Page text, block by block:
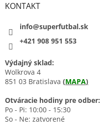
KONTAKT
info@superfutbal.sk
+421 908 951 553
Výdajný sklad:
Wolkrova 4
851 03 Bratislava (MAPA)
Otváracie hodiny pre odber:
Po - Pi: 10:00 - 15:30
So - Ne: zatvorené